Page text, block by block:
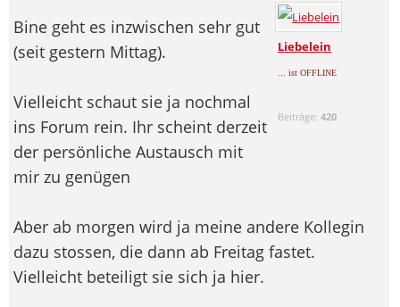
Liebelein
... ist OFFLINE
Beiträge:420
Bine geht es inzwischen sehr gut
(seit gestern Mittag).
Vielleicht schaut sie ja nochmal
ins Forum rein. Ihr scheint derzeit
der persönliche Austausch mit
mir zu genügen
Aber ab morgen wird ja meine andere Kollegin
dazu stossen, die dann ab Freitag fastet.
Vielleicht beteiligt sie sich ja hier.